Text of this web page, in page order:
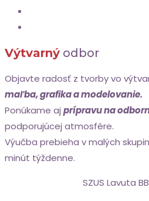
Výtvarný odbor
Objavte radosť z tvorby vo
maľba, grafika a modelovanie.
Ponúkame aj prípravu na
podporujúcej atmosfére.
Výučba prebieha v malých
minút týždenne.